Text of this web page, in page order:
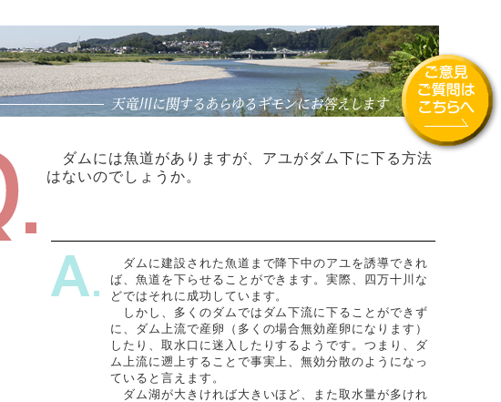
ダムには魚道がありますが、アユがダム下に下る方法
はないのでしょうか。
ダムに建設された魚道まで降下中のアユを誘導できれ
ば、魚道を下らせることができます。実際、四万十川な
どではそれに成功しています。
しかし、多くのダムではダム下流に下ることができず
に、ダム上流で産卵（多くの場合無効産卵になります）
したり、取水口に迷入したりするようです。つまり、ダ
ム上流に遡上することで事実上、無効分散のようになっ
ていると言えます。
ダム湖が大きければ大きいほど、また取水量が多けれ